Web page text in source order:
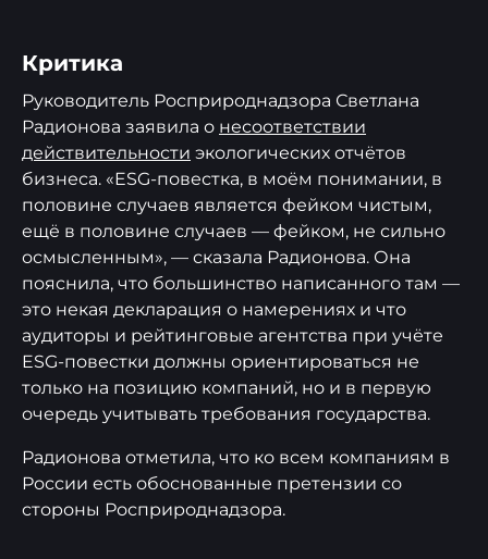
Критика
Руководитель Росприроднадзора Светлана
Радионова заявила о несоответствии
действительности экологических отчётов
бизнеса. «ESG-повестка, в моём понимании, в
половине случаев является фейком чистым,
ещё в половине случаев — фейком, не сильно
осмысленным», — сказала Радионова. Она
пояснила, что большинство написанного там —
это некая декларация о намерениях и что
аудиторы и рейтинговые агентства при учёте
ESG-повестки должны ориентироваться не
только на позицию компаний, но и в первую
очередь учитывать требования государства.
Радионова отметила, что ко всем компаниям в
России есть обоснованные претензии со
стороны Росприроднадзора.